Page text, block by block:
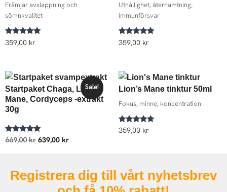
Främjar avslappning och
sömnkvalitet
Betygsatt
5.00
359,00 kr
Uthållighet, återhämtning,
immunförsvar
Betygsatt
5.00
359,00 kr
Sale!
Startpaket Chaga, Lion’s
Mane, Cordyceps -extrakt
30g
Betygsatt
5.00
669,00kr
Det
ursprungliga
priset
var:
639,00 kr
Det
nuvarande
priset
är:
Lion’s Mane tinktur 50ml
Fokus, minne, koncentration
Betygsatt
4.75
359,00 kr
Registrera dig till vårt nyhetsbrev